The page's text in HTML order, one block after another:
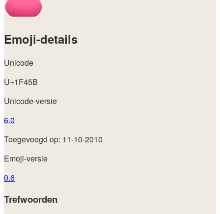
Emoji-details
Unicode
U+1F45B
Unicode-versie
6.0
Toegevoegd op: 11-10-2010
Emoji-versie
0.6
Trefwoorden